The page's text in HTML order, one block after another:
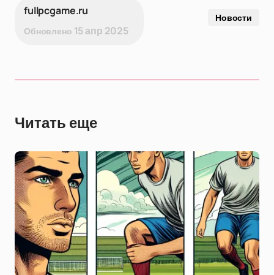
fullpcgame.ru
Обновлено 15 апр 2025
Новости
Читать еще